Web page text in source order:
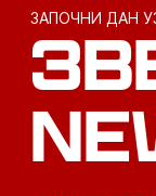
ЗАПОЧНИ ДАН